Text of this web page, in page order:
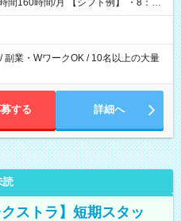
シフト例】 ・8：00
副業・WワークOK / 10名以上の大量
する 詳細へ
読
ストラ】短期スタッ